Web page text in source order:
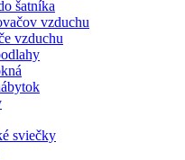
šatníka
vzduchu
vzduchu
sviečky